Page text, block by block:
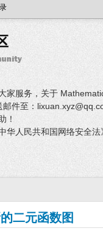
家服务，关于
邮件至：
！
中华人民共和国网络安全
二元函数图